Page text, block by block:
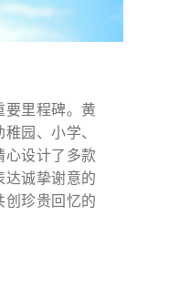
要里程碑。黄
园、小学、
心设计了多款
诚挚谢意的
珍贵回忆的